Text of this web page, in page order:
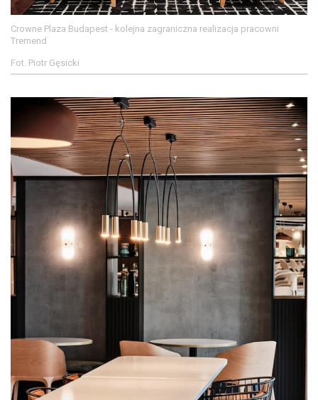
Crowne Plaza Budapest - kolejna zagraniczna realizacja pracowni
Tremend
Fot. Piotr Gęsicki